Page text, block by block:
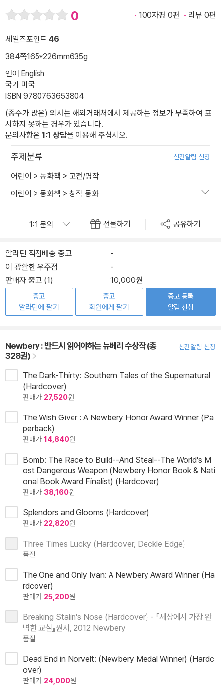
0 100자평 0편 리뷰 0편
세일즈포인트 46
384쪽165*226mm635g
언어 English
국가 미국
ISBN 9780763653804
(종수가 많은) 외서는 해외거래처에서 제공하는 정보가 부족하여 표
시하지 못하는 경우가 있습니다.
문의사항은 1:1 상담을 이용해 주십시오.
주제분류 신간알림 신청
어린이 > 동화책 > 고전/명작
어린이 > 동화책 > 창작 동화
선물하기 공유하기
알라딘 직접배송 중고
-
이 광활한 우주점
-
판매자 중고 (1)
10,000원
중고
알라딘에 팔기
중고
회원에게 팔기
중고 등록
알림 신청
Newbery : 반드시 읽어야하는 뉴베리 수상작 (총
328권)
신간알림 신청
The Dark-Thirty: Southern Tales of the Supernatural
(Hardcover)
판매가 27,520원
The Wish Giver : A Newbery Honor Award Winner (Pa
perback)
판매가 14,840원
Bomb: The Race to Build--And Steal--The World's M
ost Dangerous Weapon (Newbery Honor Book & Nati
onal Book Award Finalist) (Hardcover)
판매가 38,160원
Splendors and Glooms (Hardcover)
판매가 22,820원
Three Times Lucky (Hardcover, Deckle Edge)
품절
The One and Only Ivan: A Newbery Award Winner (Ha
rdcover)
판매가 25,200원
Breaking Stalin's Nose (Hardcover) - 『세상에서 가장 완
벽한 교실』원서, 2012 Newbery
품절
Dead End in Norvelt: (Newbery Medal Winner) (Hardc
over)
판매가 24,000원